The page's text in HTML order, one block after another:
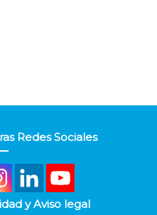
Redes Sociales
y Aviso legal